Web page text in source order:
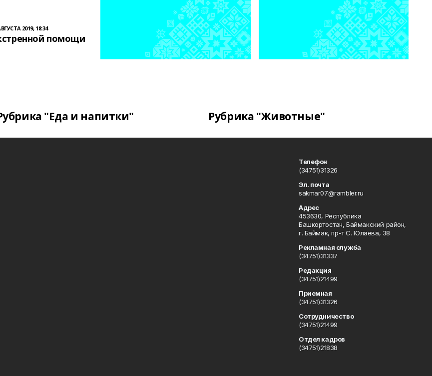
2019, 18:34
помощи
"Еда и напитки" Рубрика "Животные"
Телефон
(34751)31326
Эл. почта
sakmar07@rambler.ru
Адрес
453630, Республика
Башкортостан, Баймакский район,
г. Баймак, пр-т С. Юлаева, 38
Рекламная служба
(34751)31337
Редакция
(34751)21499
Приемная
(34751)31326
Сотрудничество
(34751)21499
Отдел кадров
(34751)21838